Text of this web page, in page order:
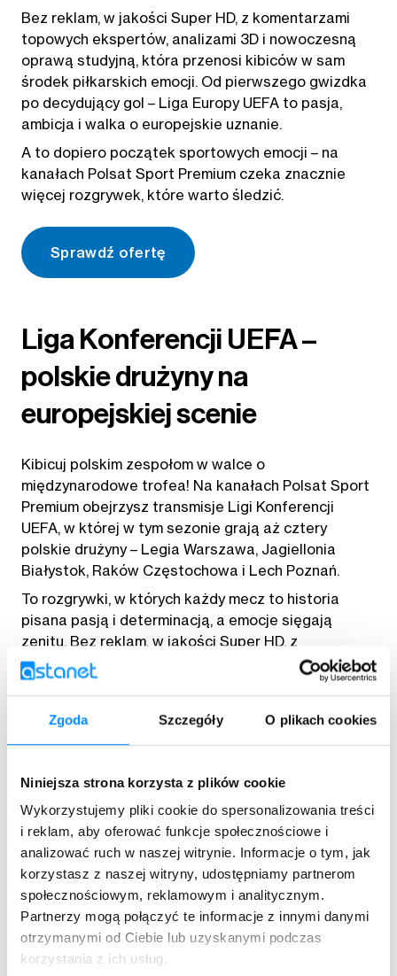
Zgoda Szczegóły O plikach cookies
Niniejsza strona korzysta z plików cookie
Wykorzystujemy pliki cookie do spersonalizowania treści
i reklam, aby oferować funkcje społecznościowe i
analizować ruch w naszej witrynie. Informacje o tym, jak
korzystasz z naszej witryny, udostępniamy partnerom
społecznościowym, reklamowym i analitycznym.
Partnerzy mogą połączyć te informacje z innymi danymi
otrzymanymi od Ciebie lub uzyskanymi podczas
korzystania z ich usług.
Bez reklam, w jakości Super HD, z komentarzami
topowych ekspertów, analizami 3D i nowoczesną
oprawą studyjną, która przenosi kibiców w sam
środek piłkarskich emocji. Od pierwszego gwizdka
po decydujący gol – Liga Europy UEFA to pasja,
ambicja i walka o europejskie uznanie.
A to dopiero początek sportowych emocji – na
kanałach Polsat Sport Premium czeka znacznie
więcej rozgrywek, które warto śledzić.
Sprawdź ofertę
Liga Konferencji UEFA –
polskie drużyny na
europejskiej scenie
Kibicuj polskim zespołom w walce o
międzynarodowe trofea! Na kanałach Polsat Sport
Premium obejrzysz transmisje Ligi Konferencji
UEFA, w której w tym sezonie grają aż cztery
polskie drużyny – Legia Warszawa, Jagiellonia
Białystok, Raków Częstochowa i Lech Poznań.
To rozgrywki, w których każdy mecz to historia
pisana pasją i determinacją, a emocje sięgają
zenitu. Bez reklam, w jakości Super HD, z
komentarzami ekspertów i analizami 3D – poczuj
atmosferę stadionu nie wychodząc z domu.
Sprawdź ofertę